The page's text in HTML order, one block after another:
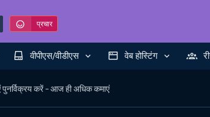
प्रचार
वीपीएस/वीडीएस वेब होस्टिंग
करें – आज ही अधिक कमाएं